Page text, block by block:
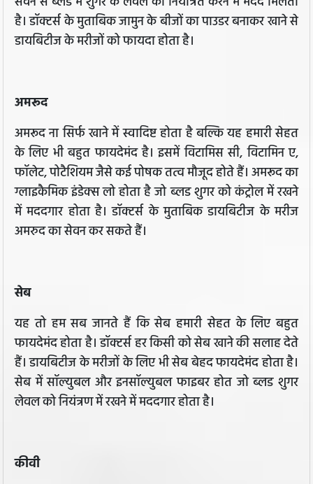
है। डॉक्टर्स के मुताबिक जामुन के बीजों का पाउडर बनाकर खाने से
डायबिटीज के मरीजों को फायदा होता है।
अमरूद
अमरूद ना सिर्फ खाने में स्वादिष्ट होता है बल्कि यह हमारी सेहत
के लिए भी बहुत फायदेमंद है। इसमें विटामिस सी, विटामिन ए,
फॉलेट, पोटैशियम जैसे कई पोषक तत्व मौजूद होते हैं। अमरूद का
ग्लाइकैमिक इंडेक्स लो होता है जो ब्लड शुगर को कंट्रोल में रखने
में मददगार होता है। डॉक्टर्स के मुताबिक डायबिटीज के मरीज
अमरुद का सेवन कर सकते हैं।
सेब
यह तो हम सब जानते हैं कि सेब हमारी सेहत के लिए बहुत
फायदेमंद होता है। डॉक्टर्स हर किसी को सेब खाने की सलाह देते
हैं। डायबिटीज के मरीजों के लिए भी सेब बेहद फायदेमंद होता है।
सेब में सॉल्युबल और इनसॉल्युबल फाइबर होत जो ब्लड शुगर
लेवल को नियंत्रण में रखने में मददगार होता है।
कीवी